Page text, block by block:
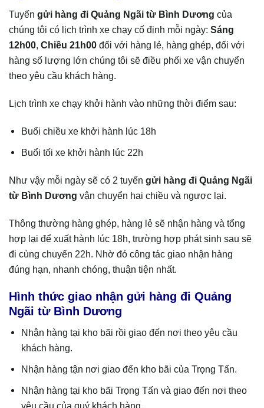
Tuyến gửi hàng đi Quảng Ngãi từ Bình Dương của
chúng tôi có lịch trình xe chạy cố định mỗi ngày: Sáng
12h00 Chiều 21h00 đối với hàng lẻ, hàng ghép, đối với
hàng số lượng lớn chúng tôi sẽ điều phối xe vận chuyển
theo yêu cầu khách hàng.
Lịch trình xe chạy khởi hành vào những thời điểm sau:
Buổi chiều xe khởi hành lúc 18h
Buổi tối xe khởi hành lúc 22h
Như vậy mỗi ngày sẽ có 2 tuyến gửi hàng đi Quảng Ngãi
từ Bình Dương vận chuyển hai chiều và ngược lại.
Thông thường hàng ghép, hàng lẻ sẽ nhận hàng và tổng
hợp lại để xuất hành lúc 18h, trường hợp phát sinh sau sẽ
đi cùng chuyến 22h. Nhờ đó công tác giao nhận hàng
đúng hạn, nhanh chóng, thuận tiện nhất.
Hình thức giao nhận gửi hàng đi Quảng
Ngãi từ Bình Dương
Nhận hàng tại kho bãi rồi giao đến nơi theo yêu cầu
khách hàng.
Nhận hàng tận nơi giao đến kho bãi của Trọng Tấn.
Nhận hàng tại kho bãi Trọng Tấn và giao đến nơi theo
yêu cầu của quý khách hàng.